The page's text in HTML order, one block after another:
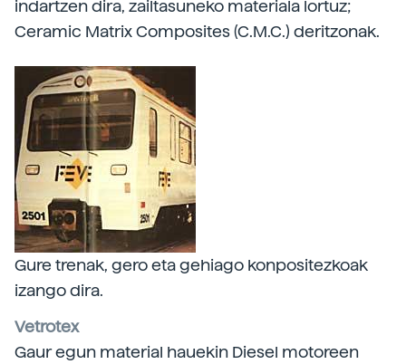
indartzen dira, zailtasuneko materiala lortuz;
Ceramic Matrix Composites (C.M.C.) deritzonak.
Gure trenak, gero eta gehiago konpositezkoak
izango dira.
Vetrotex
Gaur egun material hauekin Diesel motoreen